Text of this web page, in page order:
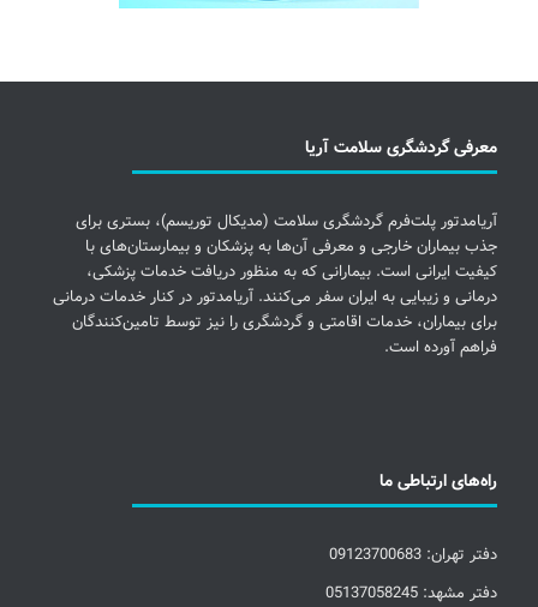
معرفی گردشگری سلامت آریا
آریامدتور پلت‌فرم گردشگری سلامت (مدیکال توریسم)، بستری برای
جذب بیماران خارجی و معرفی آن‌ها به پزشکان و بیمارستان‌های با
کیفیت ایرانی است. بیمارانی که به منظور دریافت خدمات پزشکی،
درمانی و زیبایی به ایران سفر می‌کنند. آریامدتور در کنار خدمات درمانی
برای بیماران، خدمات اقامتی و گردشگری را نیز توسط تامین‌کنندگان
فراهم آورده است.
راه‌های ارتباطی ما
دفتر تهران: 09123700683
دفتر مشهد: 05137058245